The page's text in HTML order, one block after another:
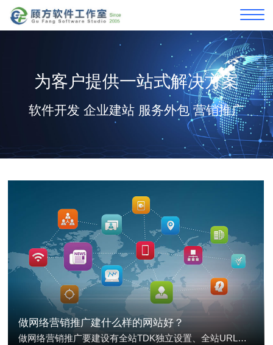
为客户提供一站式解决方案
软件开发 企业建站 服务外包 营销推广
做网络营销推广建什么样的网站好？
做网络营销推广要建设有全站TDK独立设置、全站URL自定义设置、自定义TAG标签、网站地图实时更新的网站。